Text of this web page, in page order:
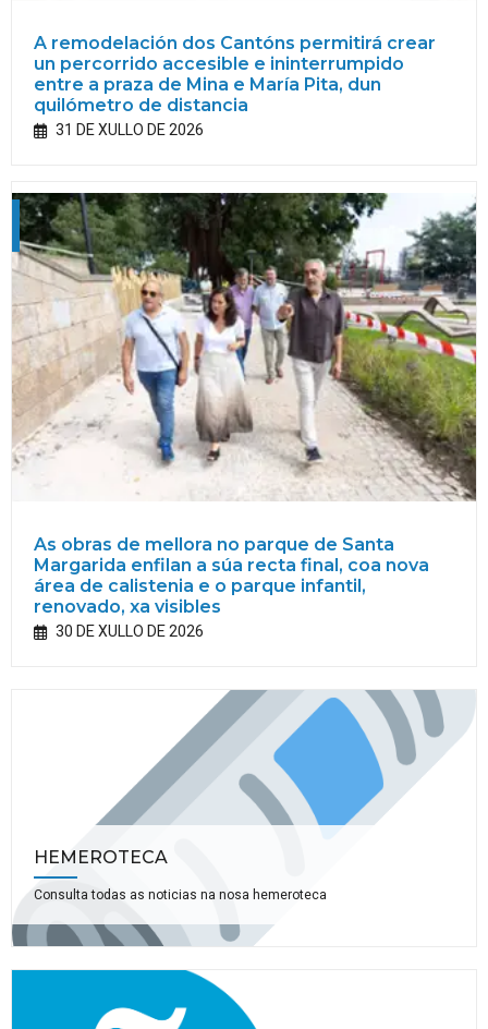
A remodelación dos Cantóns permitirá crear
un percorrido accesible e ininterrumpido
entre a praza de Mina e María Pita, dun
quilómetro de distancia
31 DE XULLO DE 2026
As obras de mellora no parque de Santa
Margarida enfilan a súa recta final, coa nova
área de calistenia e o parque infantil,
renovado, xa visibles
30 DE XULLO DE 2026
HEMEROTECA
Consulta todas as noticias na nosa hemeroteca